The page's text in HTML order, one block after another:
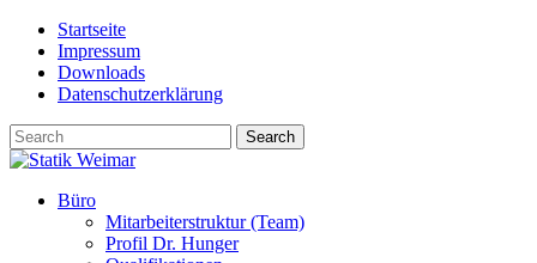
Skip
content
Startseite
Impressum
Downloads
Datenschutzerklärung
Büro
Mitarbeiterstruktur (Team)
Profil Dr. Hunger